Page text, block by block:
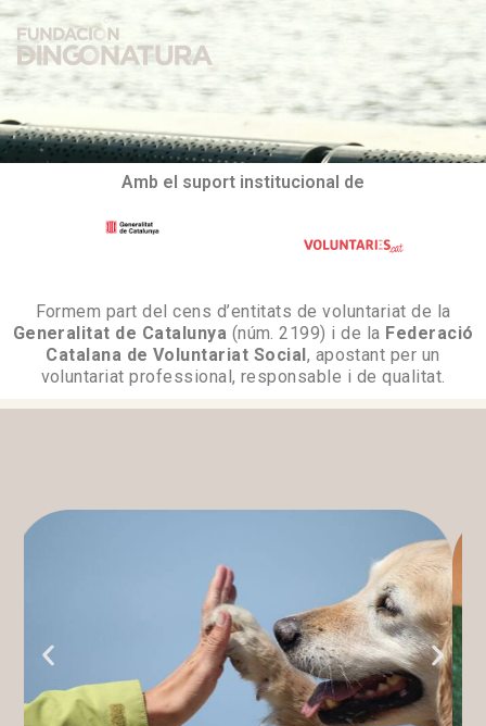
Amb el suport institucional de
Formem part del cens d’entitats de voluntariat de la
Generalitat de Catalunya (núm. 2199) i de la Federació
Catalana de Voluntariat Social, apostant per un
voluntariat professional, responsable i de qualitat.